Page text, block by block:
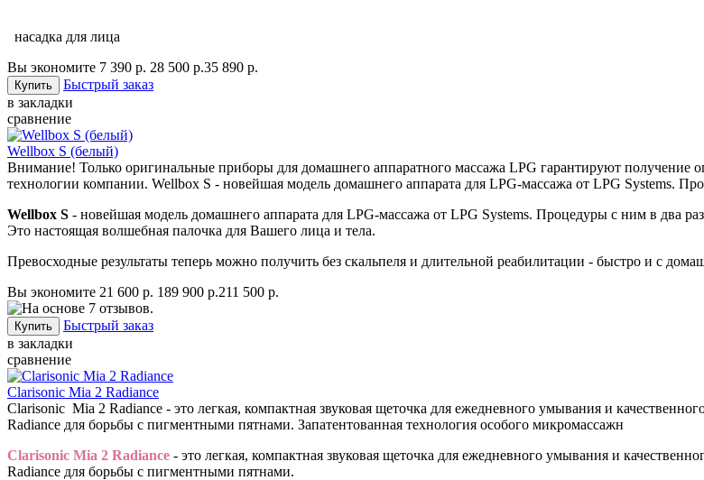
насадка для лица
Вы экономите 7 390 р. 28 500 р.35 890 р.
Быстрый заказ
в закладки
сравнение
Wellbox S (белый)
Внимание! Только оригинальные приборы для домашнего аппаратного массажа LPG гарантируют получение
технологии компании. Wellbox S - новейшая модель домашнего аппарата для LPG-массажа от LPG Systems.
Wellbox S - новейшая модель домашнего аппарата для LPG-массажа от LPG Systems. Процедуры с ним в два
Это настоящая волшебная палочка для Вашего лица и тела.
Превосходные результаты теперь можно получить без скальпеля и длительной реабилитации - быстро и с
Вы экономите 21 600 р. 189 900 р.211 500 р.
Быстрый заказ
в закладки
сравнение
Clarisonic Mia 2 Radiance
Clarisonic Mia 2 Radiance - это легкая, компактная звуковая щеточка для ежедневного умывания и
Radiance для борьбы с пигментными пятнами. Запатентованная технология особого микромассажн
Clarisonic Mia 2 Radiance - это легкая, компактная звуковая щеточка для ежедневного умывания и
Radiance для борьбы с пигментными пятнами.